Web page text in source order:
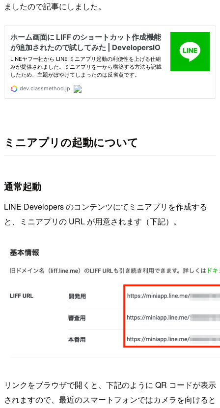
ましたので記事にしました。
ミニアプリの起動について
通常起動
LINE Developers のコンテンツにてミニアプリを作成する
と、ミニアプリの URL が用意されます（下記）。
リンクをブラウザで開くと、下記のように QR コードが表示
されますので、最近のスマートフォンではカメラを向けると